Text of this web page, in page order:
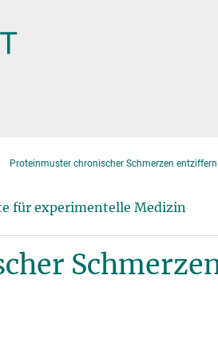
Proteinmuster chronischer Schmerzen entziffern
für experimentelle Medizin